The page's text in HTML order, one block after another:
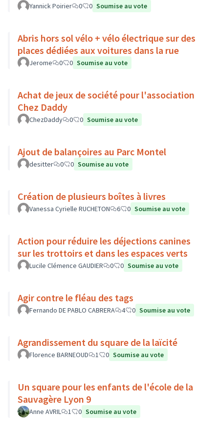
Yannick Poirier 0 0 Soumise au vote
Abris hors sol vélo + vélo électrique sur des
places dédiées aux voitures dans la rue
Jerome 0 0 Soumise au vote
Achat de jeux de société pour l'association
Chez Daddy
ChezDaddy 0 0 Soumise au vote
Ajout de balançoires au Parc Montel
desitter 0 0 Soumise au vote
Création de plusieurs boîtes à livres
Vanessa Cyrielle RUCHETON 6 0 Soumise au vote
Action pour réduire les déjections canines
sur les trottoirs et dans les espaces verts
Lucile Clémence GAUDIER 0 0 Soumise au vote
Agir contre le fléau des tags
Fernando DE PABLO CABRERA 4 0 Soumise au vote
Agrandissement du square de la laïcité
Florence BARNEOUD 1 0 Soumise au vote
Un square pour les enfants de l'école de la
Sauvagère Lyon 9
Anne AVRIL 1 0 Soumise au vote